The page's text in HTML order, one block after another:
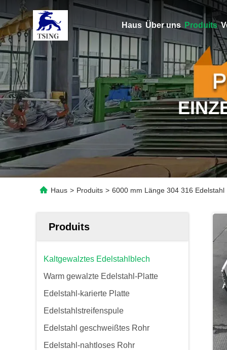
Haus Über uns Produits
Haus > Produits > 6000 mm Länge 304 316
Produits
Kaltgewalztes Edelstahlblech
Warm gewalzte Edelstahl-Platte
Edelstahl-karierte Platte
Edelstahlstreifenspule
Edelstahl geschweißtes Rohr
Edelstahl-nahtloses Rohr